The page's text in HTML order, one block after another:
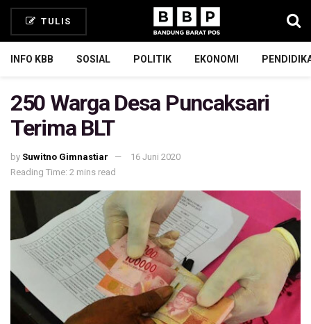
TULIS
INFO KBB SOSIAL POLITIK EKONOMI
250 Warga Desa Puncaksari
Terima BLT
by Suwitno Gimnastiar
16 Juni 2020
Reading Time: 2 mins read